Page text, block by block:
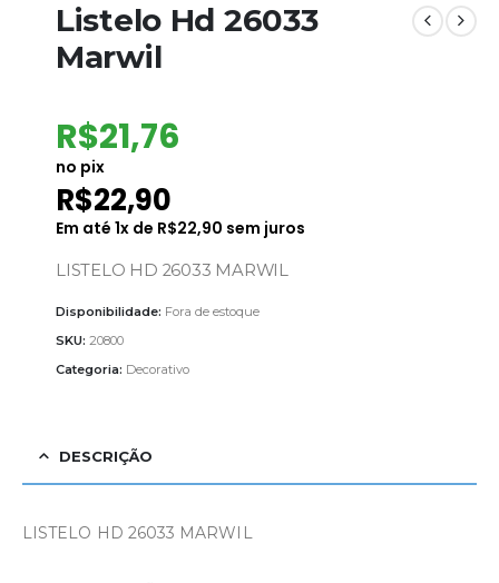
Listelo Hd 26033
Marwil
R$21,76
no pix
R$22,90
Em até 1x de R$22,90 sem juros
LISTELO HD 26033 MARWIL
Disponibilidade: Fora de estoque
SKU: 20800
Categoria: Decorativo
DESCRIÇÃO
LISTELO HD 26033 MARWIL